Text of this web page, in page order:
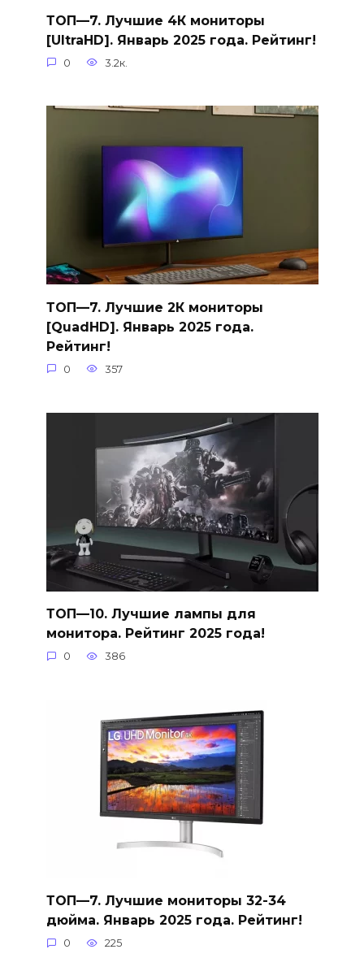
ТОП—7. Лучшие 4К мониторы
[UltraHD]. Январь 2025 года. Рейтинг!
0 3.2к.
ТОП—7. Лучшие 2К мониторы
[QuadHD]. Январь 2025 года.
Рейтинг!
0 357
ТОП—10. Лучшие лампы для
монитора. Рейтинг 2025 года!
0 386
ТОП—7. Лучшие мониторы 32-34
дюйма. Январь 2025 года. Рейтинг!
0 225